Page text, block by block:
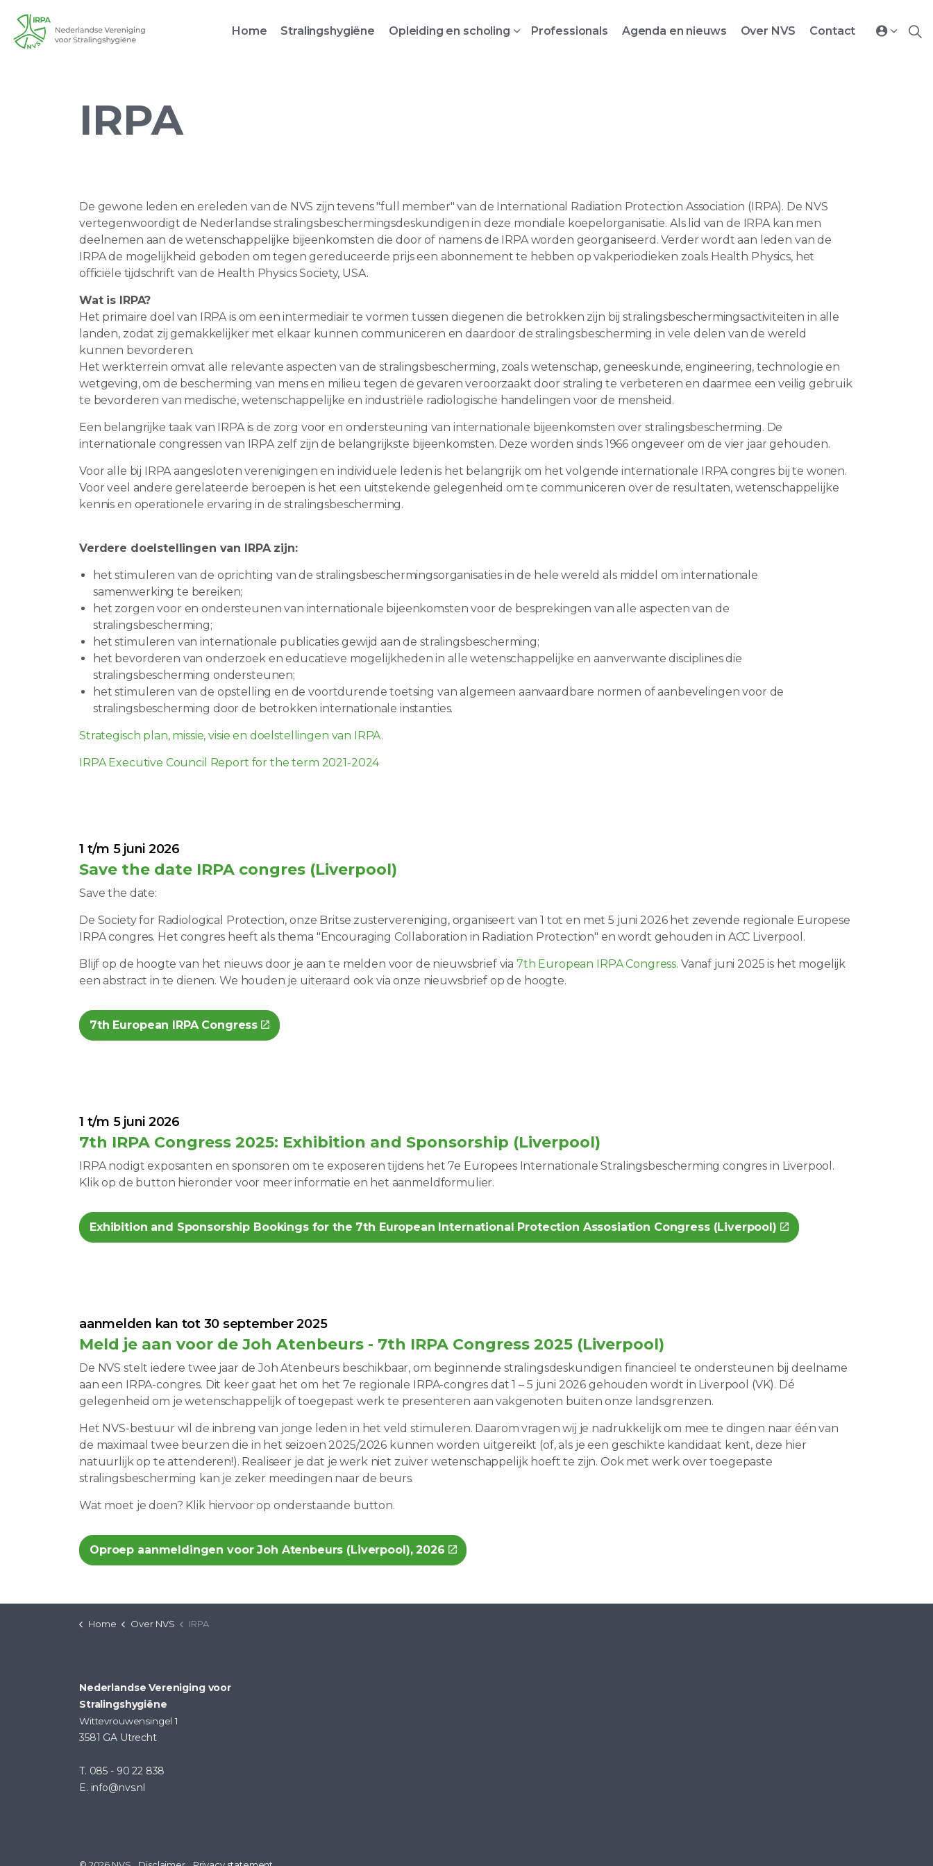
Home Stralingshygiëne Opleiding en scholing Professionals Agenda en nieuws Over NVS Contact
IRPA
De gewone leden en ereleden van de NVS zijn tevens "full member" van de International Radiation Protection Association (IRPA). De NVS
vertegenwoordigt de Nederlandse stralingsbeschermingsdeskundigen in deze mondiale koepelorganisatie. Als lid van de IRPA kan men
deelnemen aan de wetenschappelijke bijeenkomsten die door of namens de IRPA worden georganiseerd. Verder wordt aan leden van de
IRPA de mogelijkheid geboden om tegen gereduceerde prijs een abonnement te hebben op vakperiodieken zoals Health Physics, het
officiële tijdschrift van de Health Physics Society, USA.
Wat is IRPA?
Het primaire doel van IRPA is om een intermediair te vormen tussen diegenen die betrokken zijn bij stralingsbeschermingsactiviteiten in alle
landen, zodat zij gemakkelijker met elkaar kunnen communiceren en daardoor de stralingsbescherming in vele delen van de wereld
kunnen bevorderen.
Het werkterrein omvat alle relevante aspecten van de stralingsbescherming, zoals wetenschap, geneeskunde, engineering, technologie en
wetgeving, om de bescherming van mens en milieu tegen de gevaren veroorzaakt door straling te verbeteren en daarmee een veilig gebruik
te bevorderen van medische, wetenschappelijke en industriële radiologische handelingen voor de mensheid.
Een belangrijke taak van IRPA is de zorg voor en ondersteuning van internationale bijeenkomsten over stralingsbescherming. De
internationale congressen van IRPA zelf zijn de belangrijkste bijeenkomsten. Deze worden sinds 1966 ongeveer om de vier jaar gehouden.
Voor alle bij IRPA aangesloten verenigingen en individuele leden is het belangrijk om het volgende internationale IRPA congres bij te wonen.
Voor veel andere gerelateerde beroepen is het een uitstekende gelegenheid om te communiceren over de resultaten, wetenschappelijke
kennis en operationele ervaring in de stralingsbescherming.
Verdere doelstellingen van IRPA zijn:
het stimuleren van de oprichting van de stralingsbeschermingsorganisaties in de hele wereld als middel om internationale
samenwerking te bereiken;
het zorgen voor en ondersteunen van internationale bijeenkomsten voor de besprekingen van alle aspecten van de
stralingsbescherming;
het stimuleren van internationale publicaties gewijd aan de stralingsbescherming;
het bevorderen van onderzoek en educatieve mogelijkheden in alle wetenschappelijke en aanverwante disciplines die
stralingsbescherming ondersteunen;
het stimuleren van de opstelling en de voortdurende toetsing van algemeen aanvaardbare normen of aanbevelingen voor de
stralingsbescherming door de betrokken internationale instanties.
Strategisch plan, missie, visie en doelstellingen van IRPA.
IRPA Executive Council Report for the term 2021-2024
1 t/m 5 juni 2026
Save the date IRPA congres (Liverpool)
Save the date:
De Society for Radiological Protection, onze Britse zustervereniging, organiseert van 1 tot en met 5 juni 2026 het zevende regionale Europese
IRPA congres. Het congres heeft als thema "Encouraging Collaboration in Radiation Protection" en wordt gehouden in ACC Liverpool.
Blijf op de hoogte van het nieuws door je aan te melden voor de nieuwsbrief via 7th European IRPA Congress. Vanaf juni 2025 is het mogelijk
een abstract in te dienen. We houden je uiteraard ook via onze nieuwsbrief op de hoogte.
7th European IRPA Congress
1 t/m 5 juni 2026
7th IRPA Congress 2025: Exhibition and Sponsorship (Liverpool)
IRPA nodigt exposanten en sponsoren om te exposeren tijdens het 7e Europees Internationale Stralingsbescherming congres in Liverpool.
Klik op de button hieronder voor meer informatie en het aanmeldformulier.
Exhibition and Sponsorship Bookings for the 7th European International Protection Assosiation Congress (Liverpool)
aanmelden kan tot 30 september 2025
Meld je aan voor de Joh Atenbeurs - 7th IRPA Congress 2025 (Liverpool)
De NVS stelt iedere twee jaar de Joh Atenbeurs beschikbaar, om beginnende stralingsdeskundigen financieel te ondersteunen bij deelname
aan een IRPA-congres. Dit keer gaat het om het 7e regionale IRPA-congres dat 1 – 5 juni 2026 gehouden wordt in Liverpool (VK). Dé
gelegenheid om je wetenschappelijk of toegepast werk te presenteren aan vakgenoten buiten onze landsgrenzen.
Het NVS-bestuur wil de inbreng van jonge leden in het veld stimuleren. Daarom vragen wij je nadrukkelijk om mee te dingen naar één van
de maximaal twee beurzen die in het seizoen 2025/2026 kunnen worden uitgereikt (of, als je een geschikte kandidaat kent, deze hier
natuurlijk op te attenderen!). Realiseer je dat je werk niet zuiver wetenschappelijk hoeft te zijn. Ook met werk over toegepaste
stralingsbescherming kan je zeker meedingen naar de beurs.
Wat moet je doen? Klik hiervoor op onderstaande button.
Oproep aanmeldingen voor Joh Atenbeurs (Liverpool), 2026
Home Over NVS IRPA
Nederlandse Vereniging voor
Stralingshygiëne
Wittevrouwensingel 1
3581 GA Utrecht
T. 085 - 90 22 838
E. info@nvs.nl